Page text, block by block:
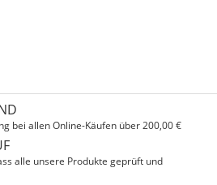
bei allen Online-Käufen über 200,00 €
alle unsere Produkte geprüft und